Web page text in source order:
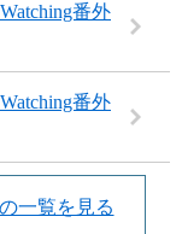
番外
番外
一覧を見る